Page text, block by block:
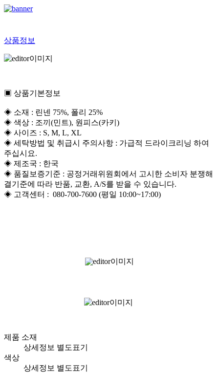
상품정보
▣ 상품기본정보
◈ 소재 : 린넨 75%, 폴리 25%
◈ 색상 : 조끼(민트), 원피스(카키)
◈ 사이즈 : S, M, L, XL
◈ 세탁방법 및 취급시 주의사항 : 가급적 드라이크리닝 하여
주십시요.
◈ 제조국 : 한국
◈ 품질보증기준 : 공정거래위원회에서 고시한 소비자 분쟁해
결기준에 따라 반품, 교환, A/S를 받을 수 있습니다.
◈ 고객센터 : 080-700-7600 (평일 10:00~17:00)
제품 소재
상세정보 별도표기
색상
상세정보 별도표기